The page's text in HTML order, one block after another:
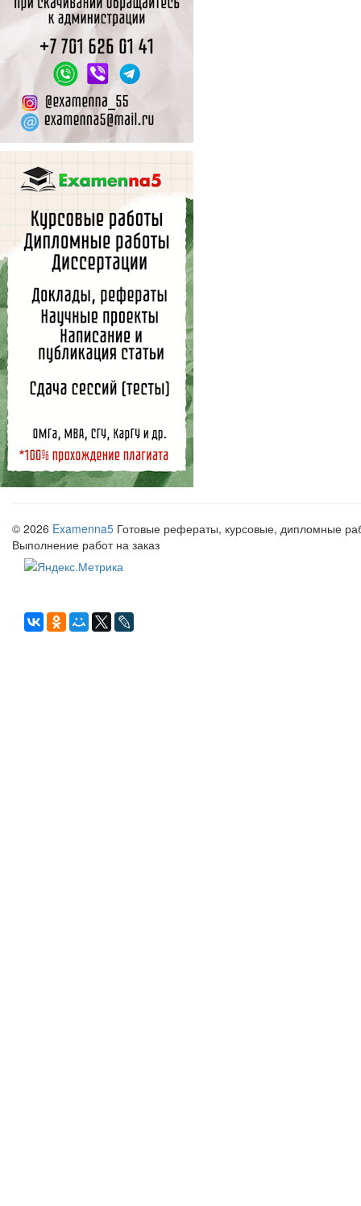
© 2026 Examenna5 Готовые рефераты, курсовые, дипломные
Выполнение работ на заказ